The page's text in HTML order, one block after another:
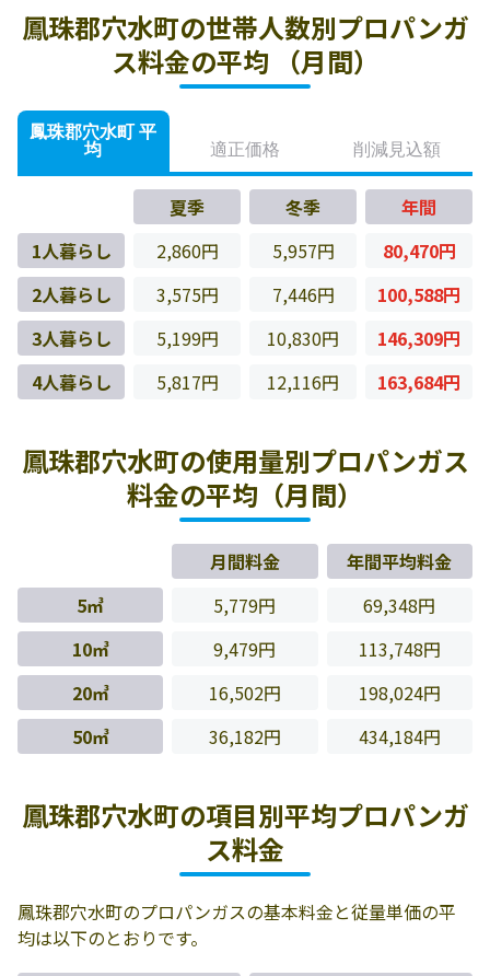
鳳珠郡穴水町の世帯人数別プロパンガ
ス料金の平均 （月間）
鳳珠郡穴水町 平
均
適正価格 削減見込額
夏季 冬季
年間
1人暮らし
2,860円 5,957円
80,470円
2人暮らし
3,575円 7,446円
100,588円
3人暮らし
5,199円 10,830円
146,309円
4人暮らし
5,817円 12,116円 163,684円
鳳珠郡穴水町の使用量別プロパンガス
料金の平均（月間）
月間料金
年間平均料金
5㎥
5,779円
69,348円
10㎥
9,479円
113,748円
20㎥
16,502円
198,024円
50㎥
36,182円 434,184円
鳳珠郡穴水町の項目別平均プロパンガ
ス料金
鳳珠郡穴水町のプロパンガスの基本料金と従量単価の平
均は以下のとおりです。